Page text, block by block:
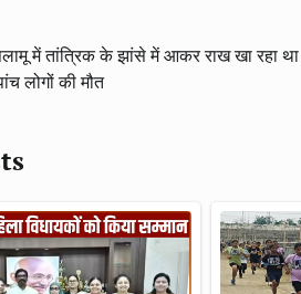
में तांत्रिक के झांसे में आकर राख खा रहा था
लोगों की मौत